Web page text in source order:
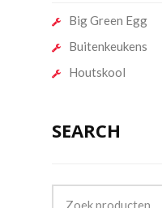
Big Green Egg
Buitenkeukens
Houtskool
SEARCH